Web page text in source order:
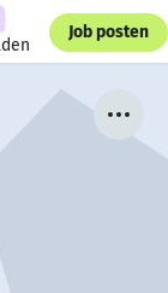
Job posten